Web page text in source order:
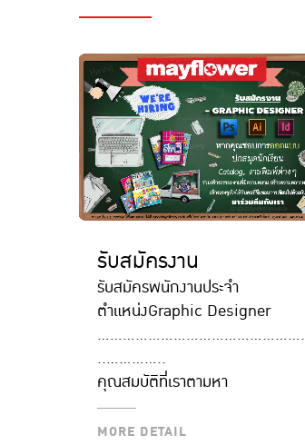
รับสมัครงาน
รับสมัครพนักงานประจำ
ตำแหน่งGraphic Designer
.................................................
................
คุณสมบัติที่เราตามหา
“เพราะสิ่งที่เราผลิตไม่ใช่แค่สมุด
นักเรียน” มาสร้างสรรผลงานที่มี
MORE DETAIL
MORE DETAIL